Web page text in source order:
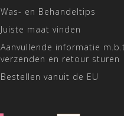
Was- en Behandeltips
Juiste maat vinden
Aanvullende informatie
verzenden en retour sturen
Bestellen vanuit de EU